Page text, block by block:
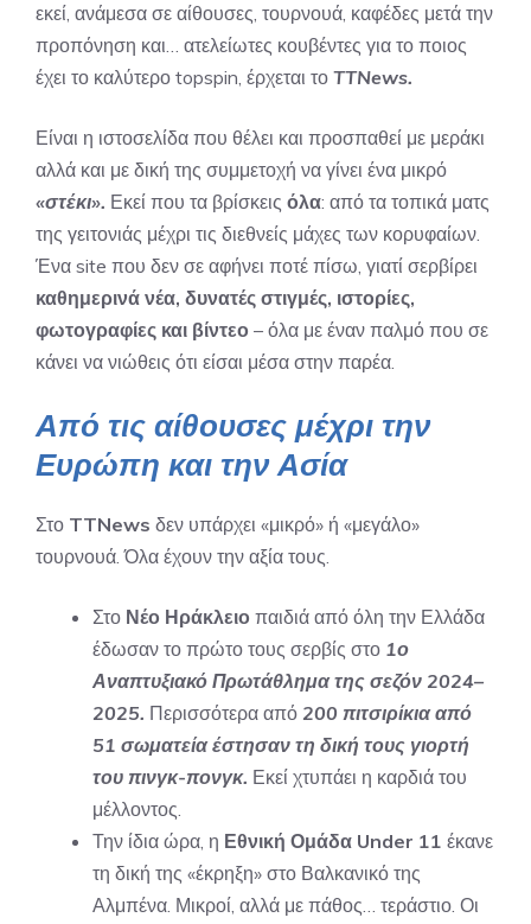
εκεί, ανάμεσα σε αίθουσες, τουρνουά, καφέδες μετά την
προπόνηση και… ατελείωτες κουβέντες για το ποιος
έχει το καλύτερο topspin, έρχεται το TTNews.
Είναι η ιστοσελίδα που θέλει και προσπαθεί με μεράκι
αλλά και με δική της συμμετοχή να γίνει ένα μικρό
«στέκι». Εκεί που τα βρίσκεις όλα: από τα τοπικά ματς
της γειτονιάς μέχρι τις διεθνείς μάχες των κορυφαίων.
Ένα site που δεν σε αφήνει ποτέ πίσω, γιατί σερβίρει
καθημερινά νέα, δυνατές στιγμές, ιστορίες,
φωτογραφίες και βίντεο – όλα με έναν παλμό που σε
κάνει να νιώθεις ότι είσαι μέσα στην παρέα.
Από τις αίθουσες μέχρι την
Ευρώπη και την Ασία
Στο TTNews δεν υπάρχει «μικρό» ή «μεγάλο»
τουρνουά. Όλα έχουν την αξία τους.
Στο Νέο Ηράκλειο παιδιά από όλη την Ελλάδα
έδωσαν το πρώτο τους σερβίς στο 1ο
Αναπτυξιακό Πρωτάθλημα της σεζόν 2024–
2025. Περισσότερα από 200 πιτσιρίκια από
51 σωματεία έστησαν τη δική τους γιορτή
του πινγκ-πονγκ. Εκεί χτυπάει η καρδιά του
μέλλοντος.
Την ίδια ώρα, η Εθνική Ομάδα Under 11 έκανε
τη δική της «έκρηξη» στο Βαλκανικό της
Αλμπένα. Μικροί, αλλά με πάθος… τεράστιο. Οι